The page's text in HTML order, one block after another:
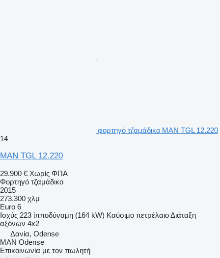
φορτηγό τζαμάδικο MAN TGL 12.220
14
MAN TGL 12.220
29.900 € Χωρίς ΦΠΑ
Φορτηγό τζαμάδικο
2015
273.300 χλμ
Euro 6
Ισχύς 223 ίπποδύναμη (164 kW) Καύσιμο πετρέλαιοΔιάταξη
αξόνων 4x2
Δανία, Odense
MAN Odense
Επικοινωνία με τον πωλητή